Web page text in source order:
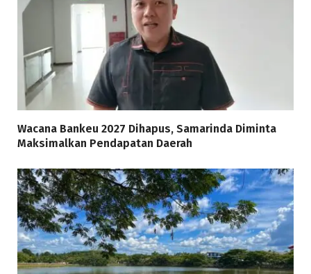
Wacana Bankeu 2027 Dihapus, Samarinda Diminta
Maksimalkan Pendapatan Daerah